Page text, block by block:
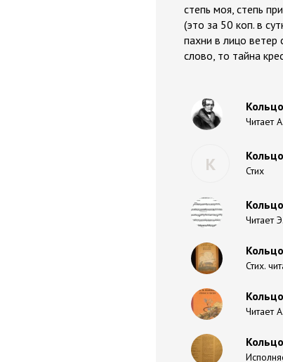
степь моя, степь
(это за 50 коп. в
пахни в лицо ветер
слово, то тайна
Читает
К Стих
Читает
Стих.
Читает